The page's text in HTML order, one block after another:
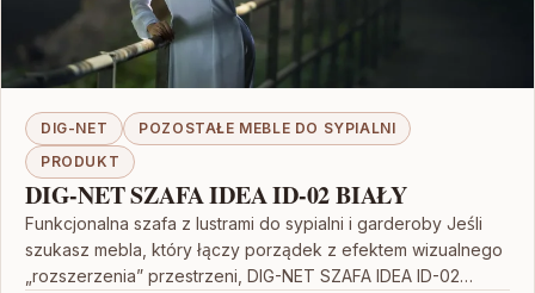
DIG-NET
POZOSTAŁE MEBLE DO SYPIALNI
PRODUKT
DIG-NET SZAFA IDEA ID-02 BIAŁY
Funkcjonalna szafa z lustrami do sypialni i garderoby Jeśli
szukasz mebla, który łączy porządek z efektem wizualnego
„rozszerzenia” przestrzeni, DIG-NET SZAFA IDEA ID-02